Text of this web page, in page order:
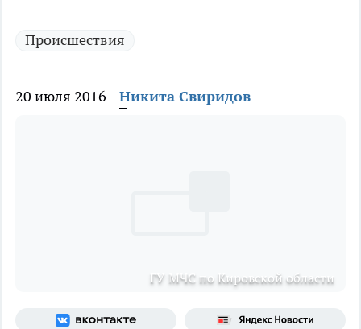
Происшествия
20 июля 2016 Никита Свиридов
ГУ МЧС по Кировской области